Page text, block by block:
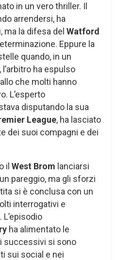
in un vero thriller. Il
arrendersi, ha
ma la difesa del Watford
Eppure la
quando, in un
ha espulso
che molti hanno
L’esperto
disputando la sua
League, ha lasciato
dei suoi compagni e dei
il West Brom lanciarsi
pareggio, ma gli sforzi
si è conclusa con un
interrogativi e
ha alimentato le
successivi si sono
sui social e nei